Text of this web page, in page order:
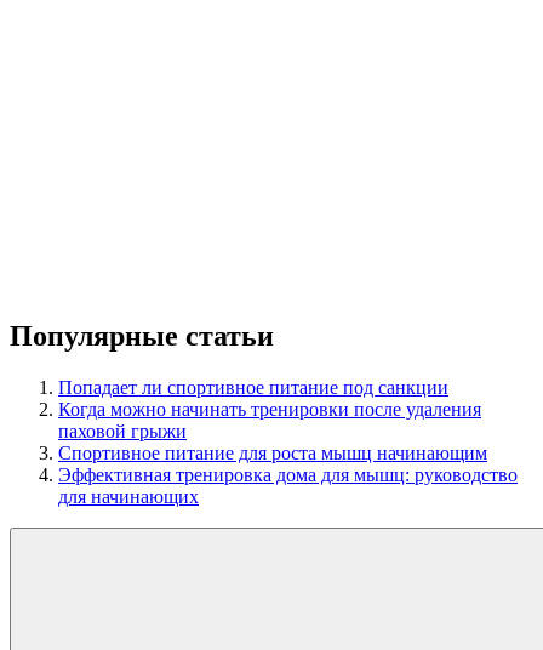
Популярные статьи
Попадает ли спортивное питание под санкции
Когда можно начинать тренировки после удаления
паховой грыжи
Спортивное питание для роста мышц начинающим
Эффективная тренировка дома для мышц: руководство
для начинающих